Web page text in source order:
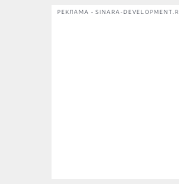
РЕКЛАМА • SINARA-